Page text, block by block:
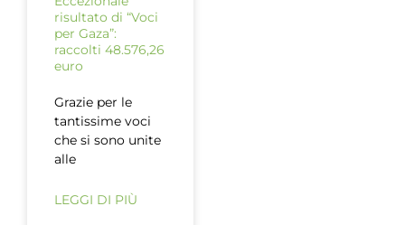
risultato di “Voci
per Gaza”:
raccolti 48.576,26
euro
Grazie per le
tantissime voci
che si sono unite
alle
LEGGI DI PIÙ